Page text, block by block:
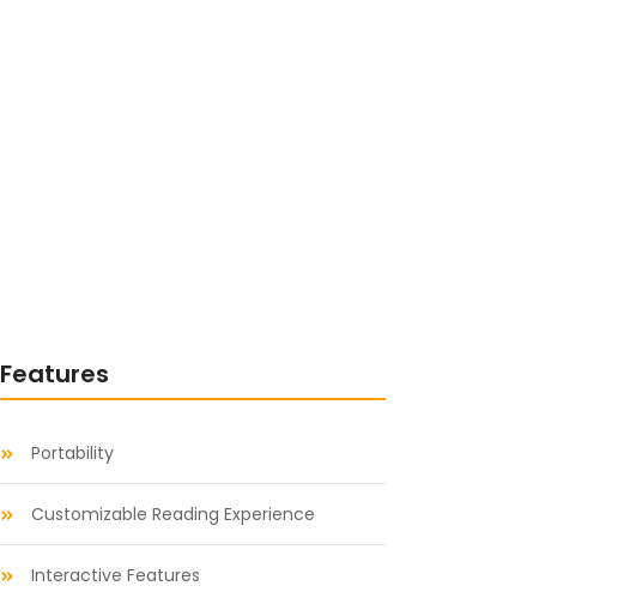
Features
Portability
Customizable Reading Experience
Interactive Features